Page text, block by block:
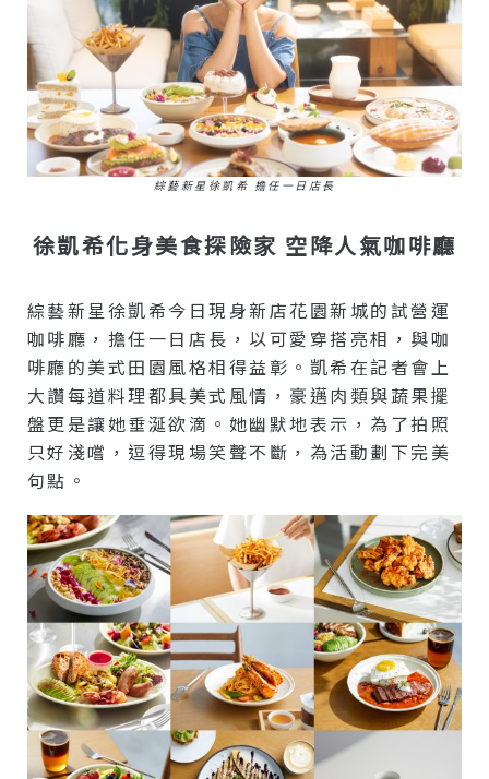
綜藝新星徐凱希 擔任一日店長
徐凱希化身美食探險家 空降人氣咖啡廳
綜藝新星徐凱希今日現身新店花園新城的試營運
咖啡廳，擔任一日店長，以可愛穿搭亮相，與咖
啡廳的美式田園風格相得益彰。凱希在記者會上
大讚每道料理都具美式風情，豪邁肉類與蔬果擺
盤更是讓她垂涎欲滴。她幽默地表示，為了拍照
只好淺嚐，逗得現場笑聲不斷，為活動劃下完美
句點。